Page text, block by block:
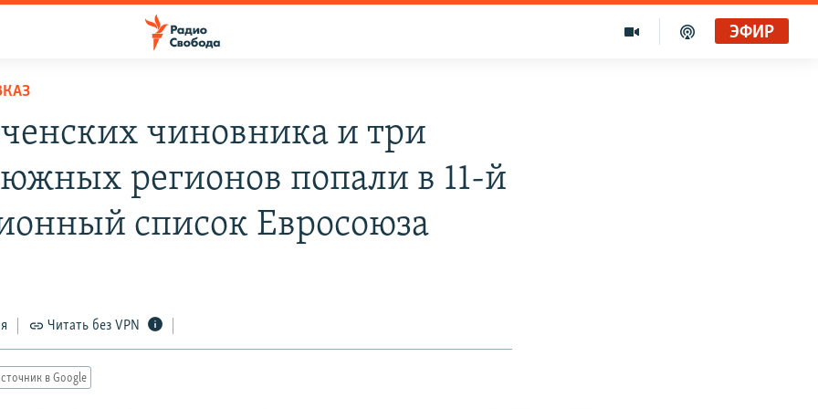
ЭФИР
чиновника и три
регионов попали в 11-й
список Евросоюза
Читать без VPN
в Google